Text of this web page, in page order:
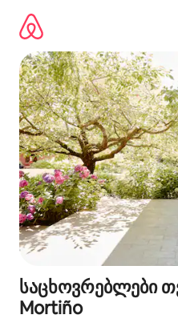
გადასვლა
საცხოვრებლები
Mortiño